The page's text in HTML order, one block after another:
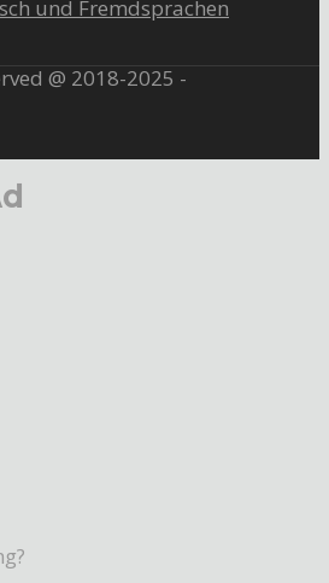
und Fremdsprachen
@ 2018-2025 -